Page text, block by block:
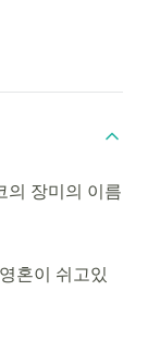
의 장미의 이름
혼이 쉬고있